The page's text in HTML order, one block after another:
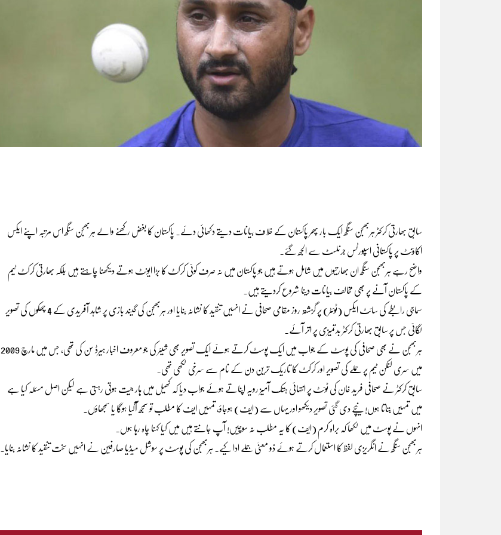
سابق بھارتی کرکٹر ہربھجن سنگھ ایک بار پھر پاکستان کے خلاف بیانات دیتے دکھائی دئے۔ پاکستان کا بغض رکھنے والے ہربھجن سنگھ اس مرتبہ اپنے ایکس
اکاؤنٹ پر پاکستانی اسپورٹس جرنلسٹ سے الجھ گئے۔
واضح رہے ہربھجن سنگھ ان بھارتیوں میں شامل ہوتے ہیں جو پاکستان میں نہ صرف کوئی کرکٹ کا بڑا ایونٹ ہوتے دیکھنا چاہتے ہیں بلکہ بھارتی کرکٹ ٹیم
کے پاکستان آنے پر بھی مخالف بیانات دینا شروع کردیتے ہیں۔
سماجی رابطے کی سائٹ ایکس (ٹوئٹر) پر گزشتہ روز مقامی صحافی نے انہیں تنقید کا نشانہ بنایا اور ہربھجن کی گیند بازی پر شاہد آفریدی کے 4 چھکوں کی تصویر
لگائی جس پر سابق بھارتی کرکٹر بدتمیزی پر اتر آئے۔
ہربھجن نے بھی صحافی کی پوسٹ کے جواب میں ایک پوسٹ کرتے ہوئے ایک تصویر بھی شیئر کی جو معروف اخبار ہیرڈ سن کی تھی، جس میں مارچ 2009
میں سری لنکن ٹیم پر حملے کی تصویر اور کرکٹ کا تاریک ترین دن کے نام سے سرخی لکھی تھی۔
سابق کرکٹر نے صحافی فرید خان کی ٹوئٹ پر انتہائی ہتک آمیز رویہ اپناتے ہوئے جواب دیا کہ کھیل میں ہار جیت ہوتی رہتی ہے لیکن اصل مسئلہ کیا ہے
میں تمہیں بتاتا ہوں! نیچے دی گئی تصویر دیکھو اور یہاں سے (ایف) ہوجاؤ، تمہیں ایف کا مطلب تو سمجھ آگیا ہوگا یا سمجھاؤں۔
انہوں نے پوسٹ میں لکھا کہ براہ کرم (ایف) کا یہ مطلب نہ سوچیں! آپ جانتے ہیں میں کیا کہنا چاہ رہا ہوں۔
ہربھجن سنگھ نے انگریزی لفظ کا استعمال کرتے ہوئے ذو معنیٰ جملے ادا کیے۔ ہربھجن کی پوسٹ پر سوشل میڈیا صارفین نے انہیں سخت تنقید کا نشانہ بنایا۔